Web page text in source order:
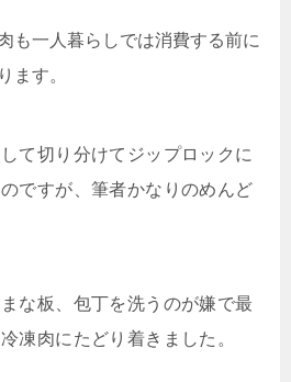
も一人暮らしでは消費する前に
ます。
て切り分けてジップロックに
ですが、筆者かなりのめんど
な板、包丁を洗うのが嫌で最
凍肉にたどり着きました。